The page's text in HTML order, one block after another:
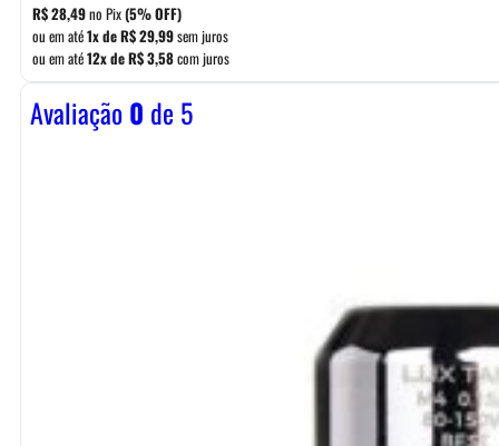
R$28,49no Pix(5% OFF)
ou em até1x deR$29,99sem juros
ou em até12x deR$3,58com juros
Avaliação0 de 5